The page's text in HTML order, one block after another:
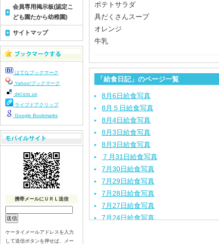
ポテトサラダ
具だくさんスープ
オレンジ
牛乳
「給食日記」のページ一覧
8月6日給食写真
8月５日給食写真
8月4日給食写真
8月3日給食写真
8月3日給食写真
７月31日給食写真
7月30日給食写真
7月29日給食写真
7月28日給食写真
7月27日給食写真
7月24日給食写真
会員専用掲示板(認定こ
ども園たから幼稚園)
サイトマップ
はてなブックマーク
Yahoo!ブックマーク
del.icio.us
ライブドアクリップ
Google Bookmarks
携帯メールにＵＲＬ送信
ケータイメールアドレスを入力
して送信ボタンを押せば、メー